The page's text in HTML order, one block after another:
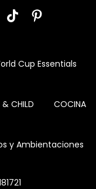
Cup Essentials
& CHILD COCINA
y Ambientaciones